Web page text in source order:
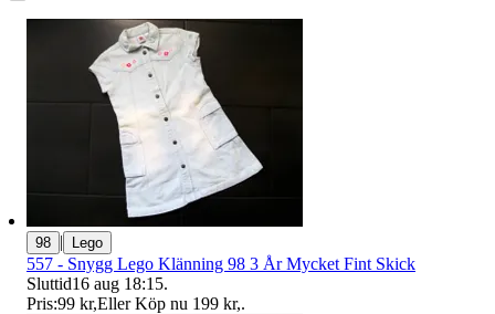
98 | Lego
557 - Snygg Lego Klänning 98 3 År Mycket Fint Skick
Sluttid16 aug 18:15.
Pris:99 kr,Eller Köp nu 199 kr,.